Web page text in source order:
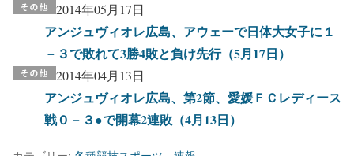
2014年05月17日
アンジュヴィオレ広島、アウェーで日体大女子に１
－３で敗れて3勝4敗と負け先行（5月17日）
2014年04月13日
アンジュヴィオレ広島、第2節、愛媛ＦＣレディース
戦０－３●で開幕2連敗（4月13日）